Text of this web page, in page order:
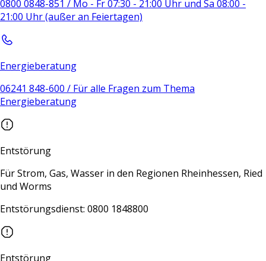
0800 0848-851 / Mo - Fr 07:30 - 21:00 Uhr und Sa 08:00 -
21:00 Uhr (außer an Feiertagen)
Energieberatung
06241 848-600 / Für alle Fragen zum Thema
Energieberatung
Entstörung
Für Strom, Gas, Wasser in den Regionen Rheinhessen, Ried
und Worms
Entstörungsdienst: 0800 1848800
Entstörung